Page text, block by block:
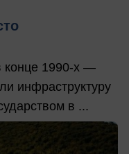
конце 1990-х —
инфраструктуру
в ...